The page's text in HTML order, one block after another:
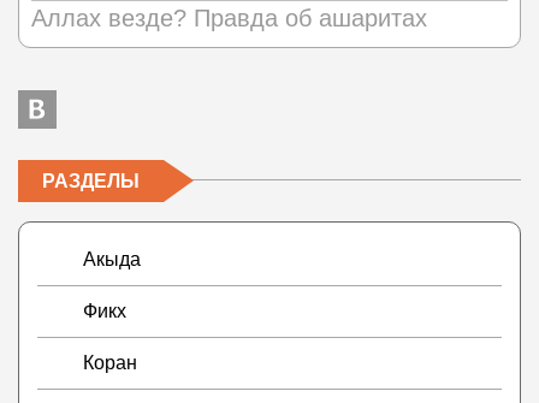
Аллах везде? Правда об ашаритах
РАЗДЕЛЫ
Акыда
Фикх
Коран